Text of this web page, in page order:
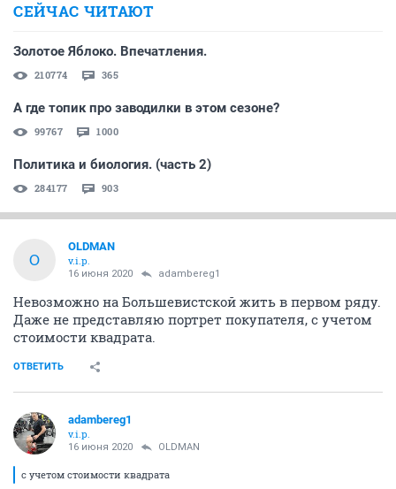
СЕЙЧАС ЧИТАЮТ
Золотое Яблоко. Впечатления.
210774 365
А где топик про заводилки в этом сезоне?
99767 1000
Политика и биология. (часть 2)
284177 903
O
OLDMAN
v.i.p.
16 июня 2020 adambereg1
Невозможно на Большевистской жить в первом ряду.
Даже не представляю портрет покупателя, с учетом
стоимости квадрата.
ОТВЕТИТЬ
adambereg1
v.i.p.
16 июня 2020 OLDMAN
с учетом стоимости квадрата